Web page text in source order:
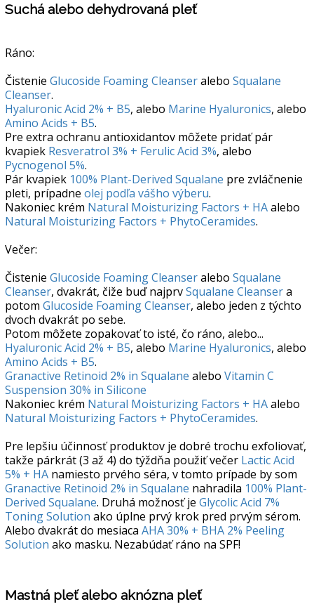
Suchá alebo dehydrovaná pleť
Ráno:
Čistenie Glucoside Foaming Cleanseralebo Squalane
Cleanser.
Hyaluronic Acid 2% + B5, alebo Marine Hyaluronics, alebo
Amino Acids + B5.
Pre extra ochranu antioxidantov môžete pridať pár
kvapiek Resveratrol 3% + Ferulic Acid 3%, alebo
Pycnogenol 5%.
Pár kvapiek 100% Plant-Derived Squalane pre zvláčnenie
pleti, prípadne olej podľa vášho výberu.
Nakoniec krém Natural Moisturizing Factors + HAalebo
Natural Moisturizing Factors + PhytoCeramides.
Večer:
Čistenie Glucoside Foaming Cleanseralebo Squalane
Cleanser, dvakrát, čiže buď najprvSqualane Cleansera
potom Glucoside Foaming Cleanser, alebo jeden z týchto
dvoch dvakrát po sebe.
Potom môžete zopakovať to isté, čo ráno, alebo...
Hyaluronic Acid 2% + B5, alebo Marine Hyaluronics, alebo
Amino Acids + B5.
Granactive Retinoid 2% in Squalane alebo Vitamin C
Suspension 30% in Silicone
Nakoniec krém Natural Moisturizing Factors + HAalebo
Natural Moisturizing Factors + PhytoCeramides.
Pre lepšiu účinnosť produktov je dobré trochu exfoliovať,
takže párkrát (3 až 4) do týždňa použiť večer Lactic Acid
5% + HA namiesto prvého séra, v tomto prípade by som
Granactive Retinoid 2% in Squalane nahradila 100% Plant-
Derived Squalane. Druhá možnosť je Glycolic Acid 7%
Toning Solution ako úplne prvý krok pred prvým sérom.
Alebo dvakrát do mesiaca AHA 30% + BHA 2% Peeling
Solution ako masku. Nezabúdať ráno na SPF!
Mastná pleť alebo aknózna pleť